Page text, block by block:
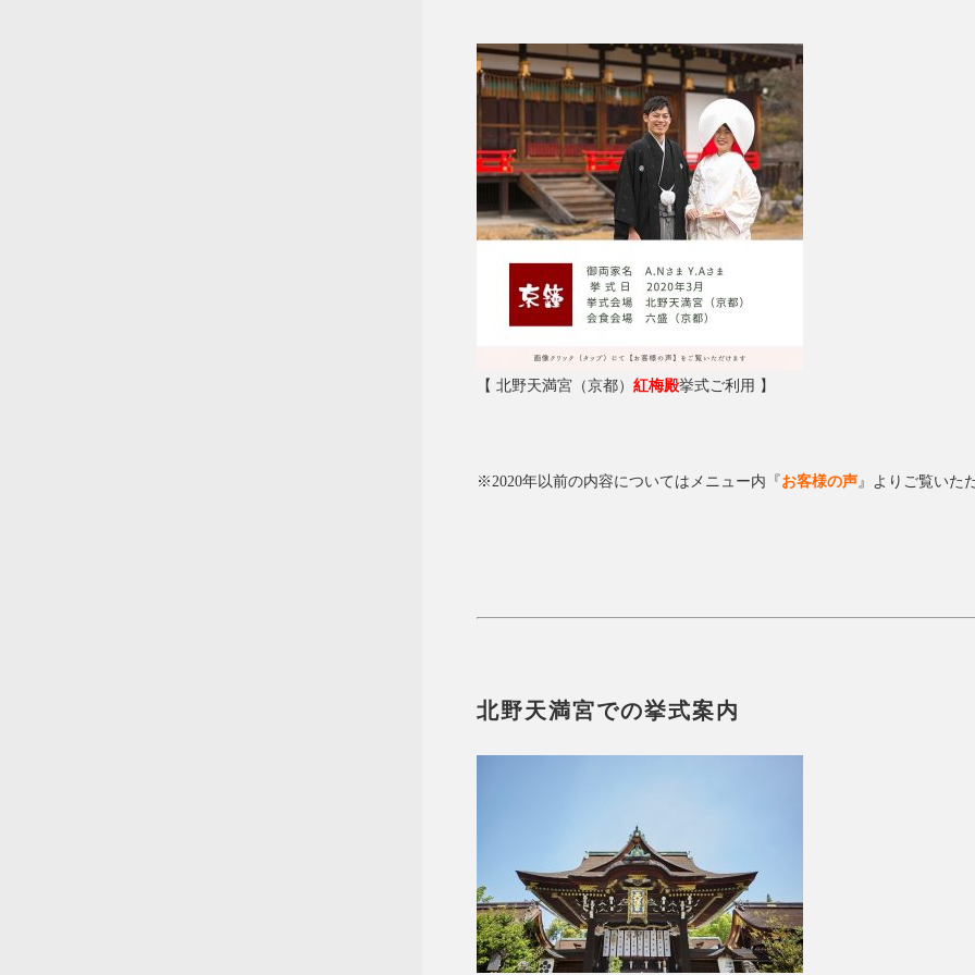
【 北野天満宮（京都） 紅梅殿挙式ご利用 】
※2020年以前の内容についてはメニュー内『 お客様の声』よりご覧いた
北野天満宮での挙式案内